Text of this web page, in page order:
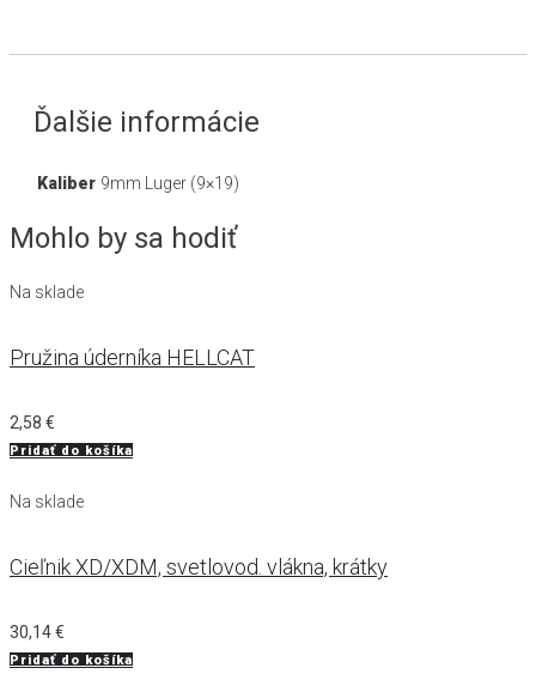
Ďalšie informácie
Kaliber 9mm Luger (9×19)
Mohlo by sa hodiť
Na sklade
Pružina úderníka HELLCAT
2,58 €
Pridať do košíka
Na sklade
Cieľnik XD/XDM, svetlovod. vlákna, krátky
30,14€
Pridať do košíka